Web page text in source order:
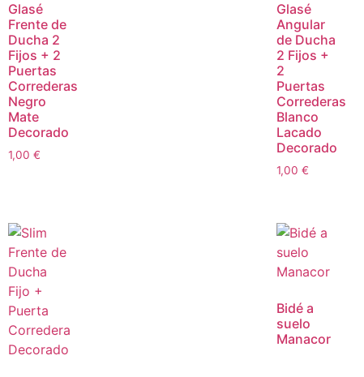
Glasé
Frente de
Ducha 2
Fijos + 2
Puertas
Correderas
Negro
Mate
Decorado
1,00 €
Glasé
Angular
de Ducha
2 Fijos +
2
Puertas
Correderas
Blanco
Lacado
Decorado
1,00 €
Bidé a
suelo
Manacor